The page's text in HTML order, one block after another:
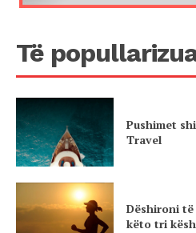
Të
Pushimet
Travel
Dëshironi
këto tri